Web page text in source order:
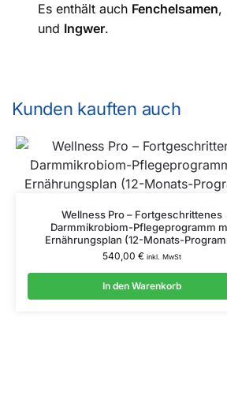
Es enthält auch Fenchelsamen,
und Ingwer.
Kunden kauften auch
Wellness Pro – Fortgeschrittenes
Darmmikrobiom-Pflegeprogramm
Ernährungsplan (12-Monats-
540,00 € inkl. MwSt
In den Warenkorb